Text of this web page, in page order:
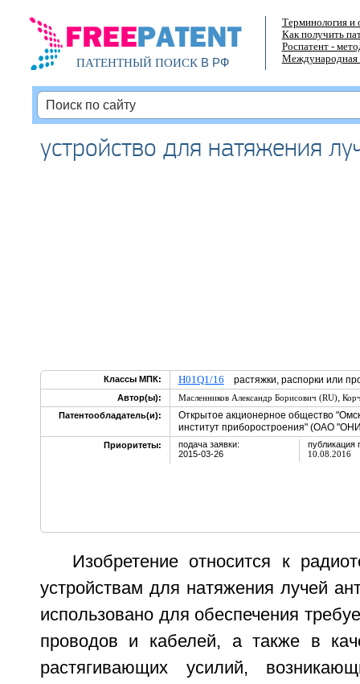
ПАТЕНТНЫЙ ПОИСКВ РФ
Терминология и
Как получить
Роспатент -
Международная
устройство для натяжения
Классы МПК: H01Q1/16 растяжки, распорки или
Автор(ы): Масленников Александр Борисович (RU),
Патентообладатель(и):
Открытое акционерное общество
институт приборостроения" (ОАО
Приоритеты:
подача заявки:
2015-03-26
публикация
10.08.2016
Изобретение относится к
устройствам для натяжения лучей
использовано для обеспечения
проводов и кабелей, а также в
растягивающих усилий,